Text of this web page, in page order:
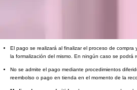
El pago se realizará al finalizar el proceso de compra
la formalización del mismo. En ningún caso se podrá
No se admite el pago mediante procedimientos
reembolso o pago en tienda en el momento de la